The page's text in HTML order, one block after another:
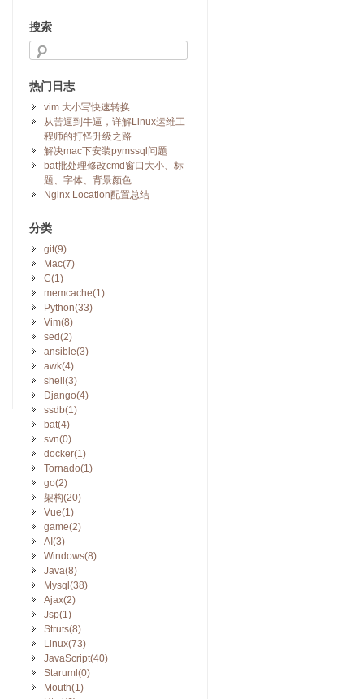
搜索
热门日志
vim 大小写快速转换
从苦逼到牛逼，详解Linux运维工
程师的打怪升级之路
解决mac下安装pymssql问题
bat批处理修改cmd窗口大小、标
题、字体、背景颜色
Nginx Location配置总结
分类
git(9)
Mac(7)
C(1)
memcache(1)
Python(33)
Vim(8)
sed(2)
ansible(3)
awk(4)
shell(3)
Django(4)
ssdb(1)
bat(4)
svn(0)
docker(1)
Tornado(1)
go(2)
架构(20)
Vue(1)
game(2)
AI(3)
Windows(8)
Java(8)
Mysql(38)
Ajax(2)
Jsp(1)
Struts(8)
Linux(73)
JavaScript(40)
Staruml(0)
Mouth(1)